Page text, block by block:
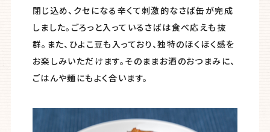
閉じ込め、クセになる辛くて刺激的なさば缶が完成
しました。ごろっと入っているさばは食べ応えも抜
群。また、ひよこ豆も入っており、独特のほくほく感を
お楽しみいただけます。そのままお酒のおつまみに、
ごはんや麺にもよく合います。